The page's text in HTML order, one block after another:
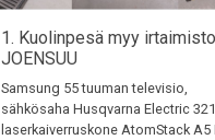
1. Kuolinpesä myy
JOENSUU
Samsung 55 tuuman televisio,
sähkösaha Husqvarna Electric
laserkaiverruskone AtomStack A5